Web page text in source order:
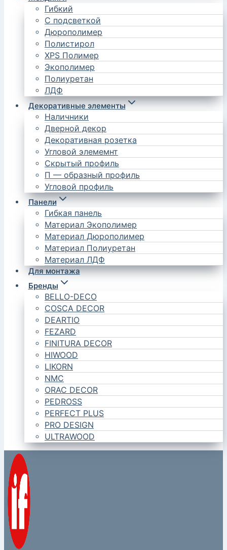
Гибкий
С подсветкой
Дюрополимер
Полистирол
XPS Полимер
Экополимер
Полиуретан
ЛДФ
Декоративные элементы
Наличники
Дверной декор
Декоративная розетка
Угловой элемемнт
Скрытый профиль
П — образный профиль
Угловой профиль
Панели
Гибкая панель
Материал Экополимер
Материал Дюрополимер
Материал Полиуретан
Материал ЛДФ
Для монтажа
Бренды
BELLO-DECO
COSCA DECOR
DEARTIO
FEZARD
FINITURA DECOR
HIWOOD
LIKORN
NMC
ORAC DECOR
PEDROSS
PERFECT PLUS
PRO DESIGN
ULTRAWOOD